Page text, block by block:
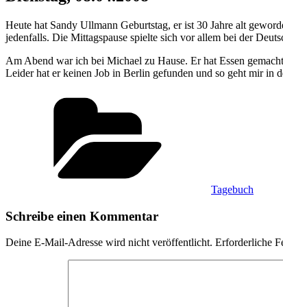
Heute hat Sandy Ullmann Geburtstag, er ist 30 Jahre alt
jedenfalls. Die Mittagspause spielte sich vor allem bei der
Am Abend war ich bei Michael zu Hause. Er hat Essen
Leider hat er keinen Job in Berlin gefunden und so geht mir in
Tagebuch
Schreibe einen Kommentar
Deine E-Mail-Adresse wird nicht veröffentlicht. Erforderliche